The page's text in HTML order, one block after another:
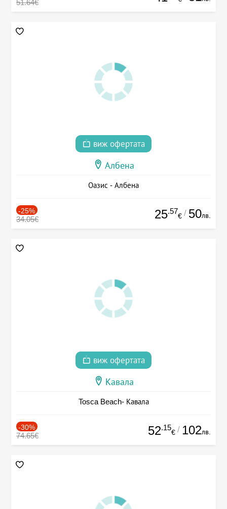
51.64€
виж офертата
Албена
Оазис - Албена
-25%
34.05€ 25.57
€ / 50лв.
виж офертата
Кавала
Tosca Beach- Кавала
-30%
74.65€ 52.15
€ / 102лв.